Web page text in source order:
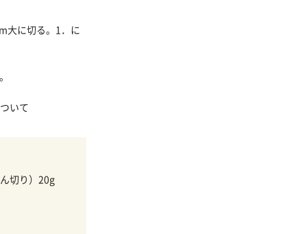
大に切る。1．に
いて
切り）20g